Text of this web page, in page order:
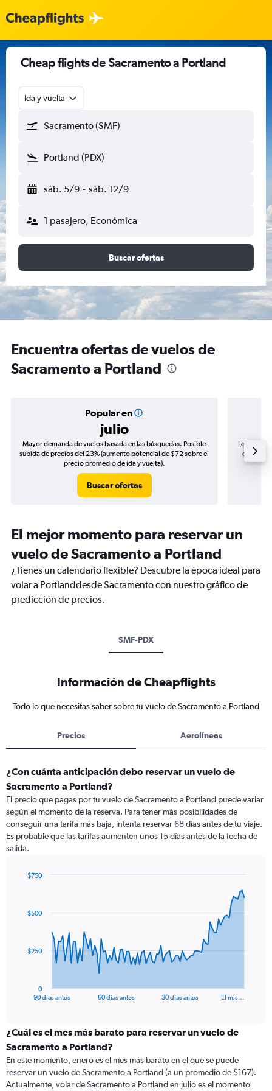
Cheap flights de Sacramento a Portland
Ida y vuelta
Sacramento (SMF)
Portland (PDX)
sáb. 5/9 - sáb. 12/9
1 pasajero, Económica
Buscar ofertas
Encuentra ofertas de vuelos de
Sacramento a Portland
Popular en
julio
Mayor demanda de vuelos basada en las búsquedas. Posible
subida de precios del 23% (aumento potencial de $72 sobre el
precio promedio de ida y vuelta).
Buscar ofertas
Los
de
El mejor momento para reservar un
vuelo de Sacramento a Portland
¿Tienes un calendario flexible? Descubre la época ideal para
volar a Portlanddesde Sacramento con nuestro gráfico de
predicción de precios.
SMF-PDX
Información de Cheapflights
Todo lo que necesitas saber sobre tu vuelo de Sacramento a Portland
Precios Aerolíneas
¿Con cuánta anticipación debo reservar un vuelo de
Sacramento a Portland?
El precio que pagas por tu vuelo de Sacramento a Portland puede variar
según el momento de la reserva. Para tener más posibilidades de
conseguir una tarifa más baja, intenta reservar 68 días antes de tu viaje.
Es probable que las tarifas aumenten unos 15 días antes de la fecha de
salida.
data
The
categories.
Range:
categories.
The
90 días antes 60 días antes 30 días antes El mis…
0
$250
$500
$750
¿Cuál es el mes más barato para reservar un vuelo de
Sacramento a Portland?
En este momento, enero es el mes más barato en el que se puede
reservar un vuelo de Sacramento a Portland (a un promedio de $167).
Actualmente, volar de Sacramento a Portland en julio es el momento